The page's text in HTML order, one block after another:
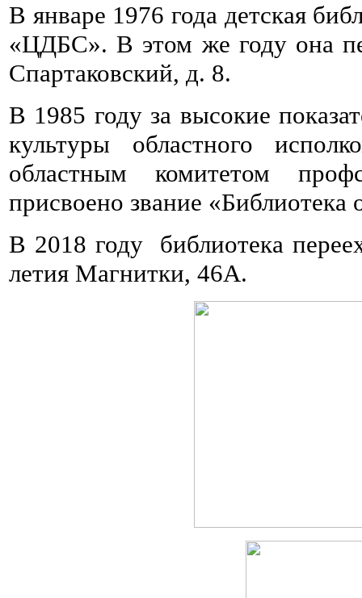
В январе 1976 года детская
«ЦДБС». В этом же году она
Спартаковский, д. 8.
В 1985 году за высокие
культуры областного
областным комитетом
присвоено звание «Библиотека
В 2018 году библиотека
летия Магнитки, 46А.